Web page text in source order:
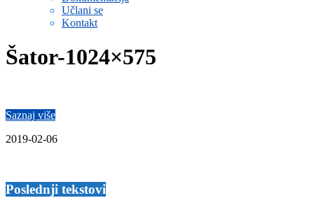
Učlani se
Kontakt
Šator-1024×575
Saznaj više
2019-02-06
Poslednji tekstovi